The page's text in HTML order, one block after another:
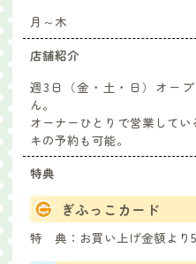
月～木
店舗紹介
週3日（金・土・日）オー
ん。
オーナーひとりで営業して
キの予約も可能。
特典
ぎふっこカード
特 典： お買い上げ金額より